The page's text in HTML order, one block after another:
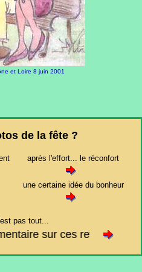
et Loire 8 juin 2001
de la fête ?
après l'effort... le réconfort
une certaine idée du bonheur
pas tout...
ces retrouvailles, cliquez